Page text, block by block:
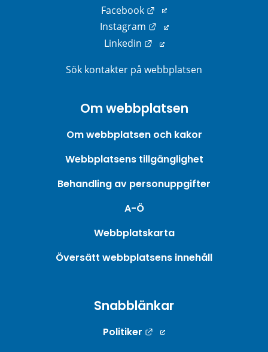
Facebook
Länk till annan
Instagram
Länk till annan
Linkedin
Länk till annan webbplats.
Sök kontakter på webbplatsen
Om webbplatsen
Om webbplatsen och kakor
Webbplatsens tillgänglighet
Behandling av personuppgifter
A-Ö
Webbplatskarta
Översätt webbplatsens innehåll
Snabblänkar
Politiker
Länk till annan